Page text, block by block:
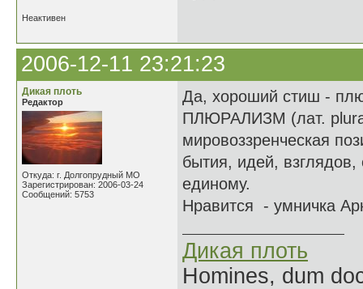
Неактивен
2006-12-11 23:21:23
Дикая плоть
Редактор
Откуда: г. Долгопрудный МО
Зарегистрирован: 2006-03-24
Сообщений: 5753
Да, хороший стиш -
ПЛЮРАЛИЗМ (лат.
мировоззренческая
бытия, идей,
единому.
Нравится - умничка
Дикая плоть
Homines, dum